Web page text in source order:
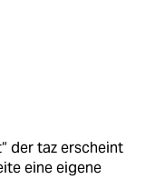
der taz erscheint
eine eigene